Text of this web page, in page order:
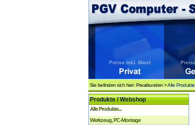
Sie befinden sich hier: Privatkunden >Alle Produkte
Produkte / Webshop
Alle Produkte...
Werkzeug, PC-Montage